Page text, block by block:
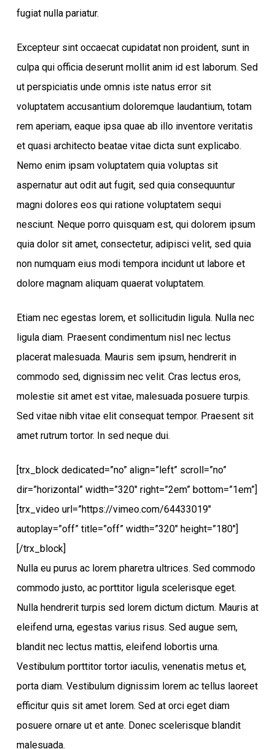
fugiat nulla pariatur.
Excepteur sint occaecat cupidatat non proident, sunt in
culpa qui officia deserunt mollit anim id est laborum. Sed
ut perspiciatis unde omnis iste natus error sit
voluptatem accusantium doloremque laudantium, totam
rem aperiam, eaque ipsa quae ab illo inventore veritatis
et quasi architecto beatae vitae dicta sunt explicabo.
Nemo enim ipsam voluptatem quia voluptas sit
aspernatur aut odit aut fugit, sed quia consequuntur
magni dolores eos qui ratione voluptatem sequi
nesciunt. Neque porro quisquam est, qui dolorem ipsum
quia dolor sit amet, consectetur, adipisci velit, sed quia
non numquam eius modi tempora incidunt ut labore et
dolore magnam aliquam quaerat voluptatem.
Etiam nec egestas lorem, et sollicitudin ligula. Nulla nec
ligula diam. Praesent condimentum nisl nec lectus
placerat malesuada. Mauris sem ipsum, hendrerit in
commodo sed, dignissim nec velit. Cras lectus eros,
molestie sit amet est vitae, malesuada posuere turpis.
Sed vitae nibh vitae elit consequat tempor. Praesent sit
amet rutrum tortor. In sed neque dui.
[trx_block dedicated=”no” align=”left” scroll=”no”
dir=”horizontal” width=”320″ right=”2em” bottom=”1em”]
[trx_video url=”https://vimeo.com/64433019″
autoplay=”off” title=”off” width=”320″ height=”180″]
[/trx_block]
Nulla eu purus ac lorem pharetra ultrices. Sed commodo
commodo justo, ac porttitor ligula scelerisque eget.
Nulla hendrerit turpis sed lorem dictum dictum. Mauris at
eleifend urna, egestas varius risus. Sed augue sem,
blandit nec lectus mattis, eleifend lobortis urna.
Vestibulum porttitor tortor iaculis, venenatis metus et,
porta diam. Vestibulum dignissim lorem ac tellus laoreet
efficitur quis sit amet lorem. Sed at orci eget diam
posuere ornare ut et ante. Donec scelerisque blandit
malesuada.